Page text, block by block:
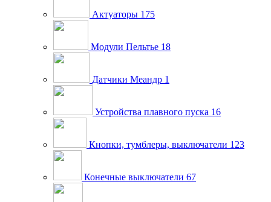
Актуаторы 175
Модули Пельтье 18
Датчики Меандр 1
Устройства плавного пуска 16
Кнопки, тумблеры, выключатели 123
Конечные выключатели 67